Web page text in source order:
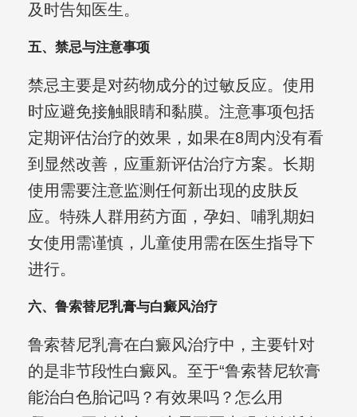
及时告知医生。
五、禁忌与注意事项
禁忌主要是对药物成分的过敏反应。使用
时应避免接触眼睛和黏膜。注意事项包括
定期评估治疗的效果，如果在8周内没有看
到显然改善，应重新评估治疗方案。长期
使用需要注意监测任何新出现的皮肤反
应。特殊人群用药方面，孕妇、哺乳期妇
女使用需谨慎，儿童使用需在医生指导下
进行。
六、鲁索替尼乳膏与白癜风治疗
鲁索替尼乳膏在白癜风治疗中，主要针对
的是非节段性白癜风。至于“鲁索替尼软膏
能治白色胎记吗？有效果吗？怎么用